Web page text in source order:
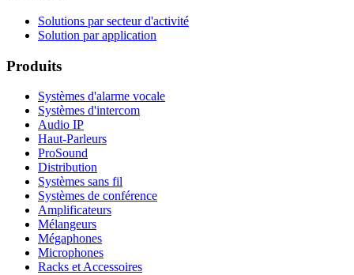
Solutions par secteur d'activité
Solution par application
Produits
Systèmes d'alarme vocale
Systèmes d'intercom
Audio IP
Haut-Parleurs
ProSound
Distribution
Systèmes sans fil
Systèmes de conférence
Amplificateurs
Mélangeurs
Mégaphones
Microphones
Racks et Accessoires